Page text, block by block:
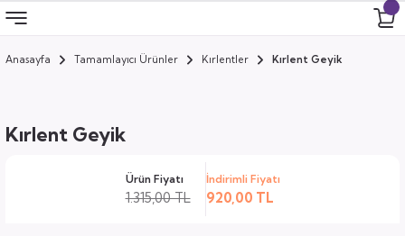
Geri Dön
Geri Dön
Geri Dön
Geri Dön
Anasayfa Tamamlayıcı Ürünler Kırlentler Kırlent Geyik
Kırlent Geyik
Ürün Fiyatı
1.315,00 TL
İndirimli Fiyatı
920,00 TL